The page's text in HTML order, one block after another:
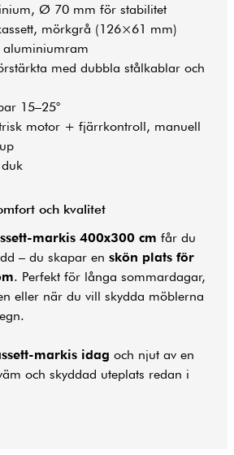
Ø 70 mm för stabilitet
mörkgrå (126×61 mm)
med dubbla stålkablar och
15–25°
motor + fjärrkontroll, manuell
och kvalitet
markis 400x300 cm får du
– du skapar en skön plats för
. Perfekt för långa sommardagar,
eller när du vill skydda möblerna
markis idag och njut av en
och skyddad uteplats redan i